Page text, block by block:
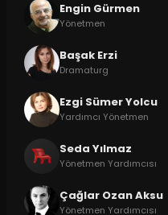
Engin Gürmen
Yönetmen
Başak Erzi
Dramaturg
Ezgi Sümer Yolcu
Yardımcı Yönetmen
Seda Yılmaz
Yönetmen Yardımcısı
Çağlar Ozan Aksu
Yönetmen Yardımcısı